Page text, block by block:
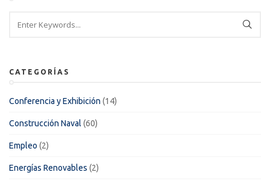
CATEGORÍAS
Conferencia y Exhibición (14)
Construcción Naval (60)
Empleo (2)
Energías Renovables (2)